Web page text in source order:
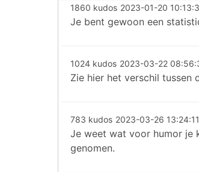
1860 kudos 2023-01-20
Je bent gewoon een
1024 kudos 2023-03-22
Zie hier het verschil tussen
783 kudos 2023-03-26 13:24:11
Je weet wat voor humor je
genomen.